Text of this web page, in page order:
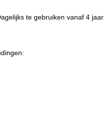
te gebruiken vanaf 4 jaar.